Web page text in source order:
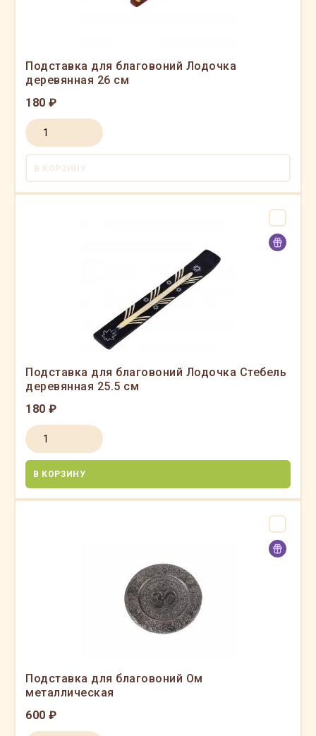
Подставка для благовоний Лодочка
деревянная 26 см
180 ₽
В КОРЗИНУ
Подставка для благовоний Лодочка Стебель
деревянная 25.5 см
180 ₽
В КОРЗИНУ
Подставка для благовоний Ом
металлическая
600 ₽